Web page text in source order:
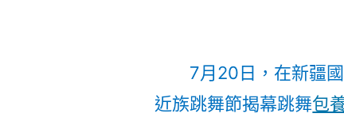
7月20日，在新疆
近族跳舞節揭幕跳舞包